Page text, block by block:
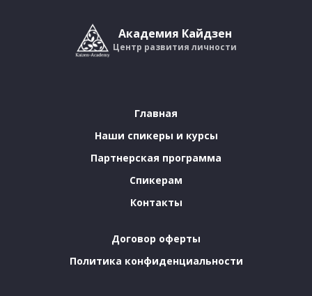
Академия Кайдзен
Центр развития личности
Главная
Наши спикеры и курсы
Партнерская программа
Спикерам
Контакты
Договор оферты
Политика конфиденциальности